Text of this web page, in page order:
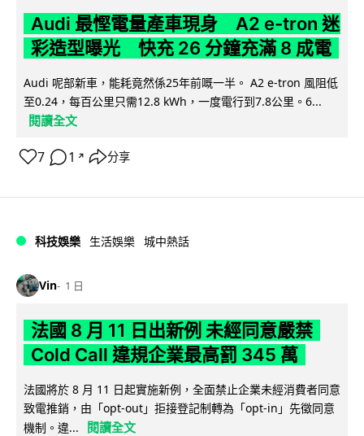
Audi 最慳電量產車現身 A2 e-tron 迷
彩造型曝光 快充 26 分鐘充滿 8 成電
Audi 呢部新車，能耗竟然係25年前嘅一半。 A2 e-tron 風阻低
至0.24，每百公里只需12.8 kWh，一度電行到7.8公里。6...
閱讀全文
7 1 ↗ 分享
科技娛樂 生活娛樂 城中熱話
Vin 1 日
法國 8 月 11 日出新例 未經同意嚴禁
Cold Call 違規企業最高罰 345 萬
法國將於 8 月 11 日起實施新例，全面禁止企業未經消費者同意
致電推銷，由「opt-out」拒接登記制轉為「opt-in」先徵同意
機制。違...
閱讀全文